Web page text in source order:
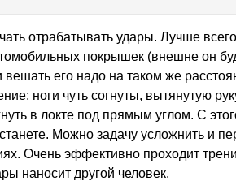
отрабатывать удары. Лучше
покрышек (внешне он
вешать его надо на таком же
ноги чуть согнуты, вытянутую
в локте под прямым углом. С
Можно задачу усложнить и
Очень эффективно проходит
наносит другой человек.